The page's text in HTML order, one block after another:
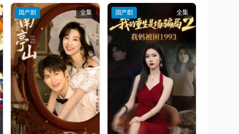
国产剧 全集 国产剧 全集